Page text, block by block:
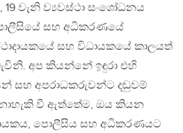
වැනි ව්‍යවස්ථා සංශෝධනය
සහ අධිකරණයේ
සහ විධායකයේ කාලයත්
අප කියන්නේ ඉඳුරා එහි
සහ අපරාධකරුවන්ට දඬුවම්
වී ඇත්තේම, ඔය කියන
පොලීසිය සහ අධිකරණයට